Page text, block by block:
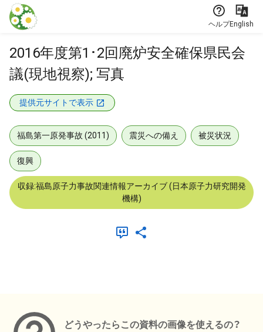
本文に飛ぶ
ヘルプEnglish
2016年度第1･2回廃炉安全確保県民会
議(現地視察); 写真
提供元サイトで表示
福島第一原発事故 (2011) 震災への備え 被災状況
復興
収録:福島原子力事故関連情報アーカイブ (日本原子力研究開発
機構)
どうやったらこの資料の画像を使えるの？